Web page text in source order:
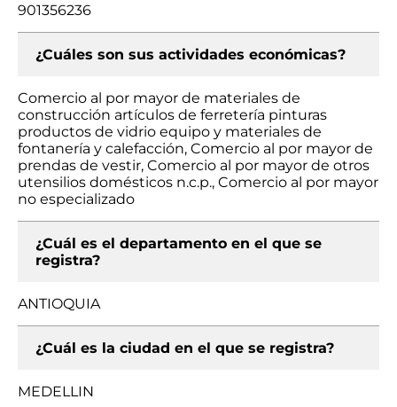
901356236
¿Cuáles son sus actividades económicas?
Comercio al por mayor de materiales de
construcción artículos de ferretería pinturas
productos de vidrio equipo y materiales de
fontanería y calefacción, Comercio al por mayor de
prendas de vestir, Comercio al por mayor de otros
utensilios domésticos n.c.p., Comercio al por mayor
no especializado
¿Cuál es el departamento en el que se
registra?
ANTIOQUIA
¿Cuál es la ciudad en el que se registra?
MEDELLIN